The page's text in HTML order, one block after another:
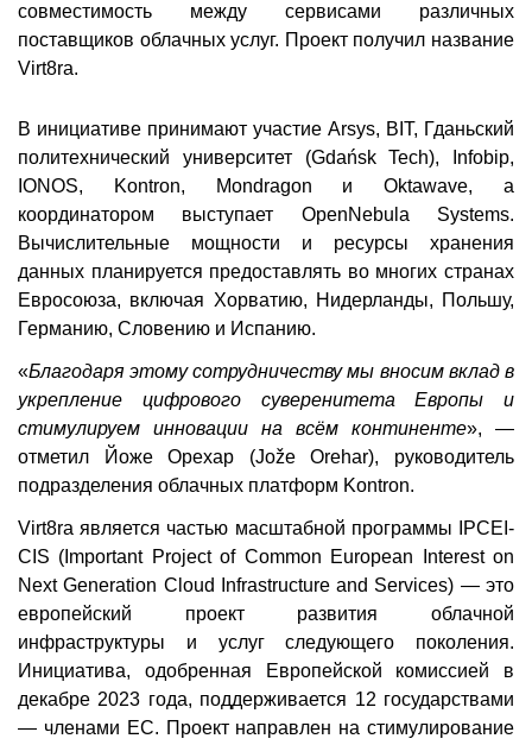
совместимость между сервисами различных
поставщиков облачных услуг. Проект получил название
Virt8ra.
В инициативе принимают участие Arsys, BIT, Гданьский
политехнический университет (Gdańsk Tech), Infobip,
IONOS, Kontron, Mondragon и Oktawave, а
координатором выступает OpenNebula Systems.
Вычислительные мощности и ресурсы хранения
данных планируется предоставлять во многих странах
Евросоюза, включая Хорватию, Нидерланды, Польшу,
Германию, Словению и Испанию.
«Благодаря этому сотрудничеству мы вносим вклад в
укрепление цифрового суверенитета Европы и
стимулируем инновации на всём континенте», —
отметил Йоже Орехар (Jože Orehar), руководитель
подразделения облачных платформ Kontron.
Virt8ra является частью масштабной программы IPCEI-
CIS (Important Project of Common European Interest on
Next Generation Cloud Infrastructure and Services) — это
европейский проект развития облачной
инфраструктуры и услуг следующего поколения.
Инициатива, одобренная Европейской комиссией в
декабре 2023 года, поддерживается 12 государствами
— членами ЕС. Проект направлен на стимулирование